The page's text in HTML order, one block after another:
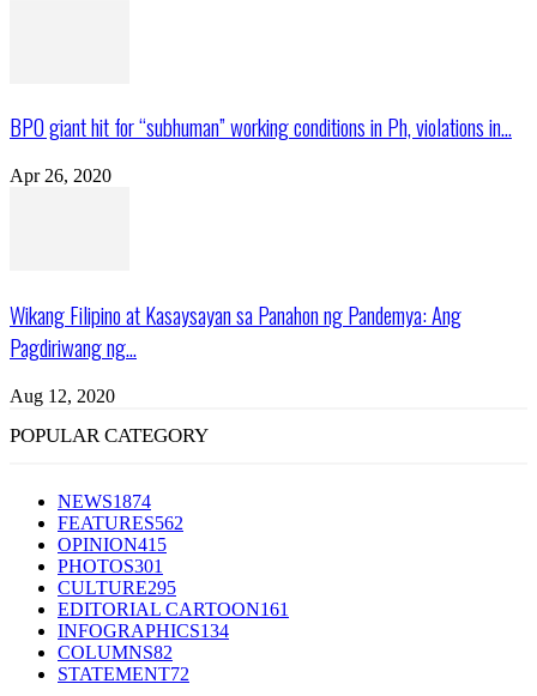
BPO giant hit for “subhuman” working conditions in Ph, violations in...
Apr 26, 2020
Wikang Filipino at Kasaysayan sa Panahon ng Pandemya: Ang
Pagdiriwang ng...
Aug 12, 2020
POPULAR CATEGORY
NEWS1874
FEATURES562
OPINION415
PHOTOS301
CULTURE295
EDITORIAL CARTOON161
INFOGRAPHICS134
COLUMNS82
STATEMENT72